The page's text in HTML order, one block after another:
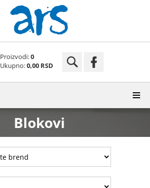
Proizvodi:0
Ukupno:0,00 RSD
Blokovi